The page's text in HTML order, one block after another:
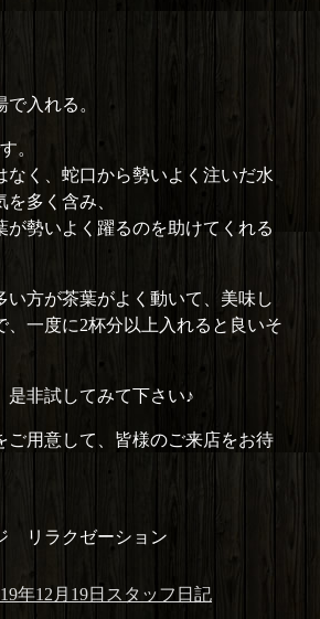
で入れる。
。
なく、蛇口から勢いよく注いだ水
多く含み、
が勢いよく躍るのを助けてくれる
い方が茶葉がよく動いて、美味し
、一度に2杯分以上入れると良いそ
是非試してみて下さい♪
ご用意して、皆様のご来店をお待
リラクゼーション
年12月19日 カ
スタッフ日記